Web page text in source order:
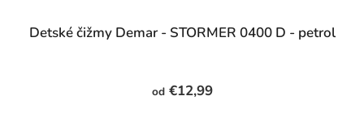
Detské čižmy Demar - STORMER 0400 D - petrol
od€12,99